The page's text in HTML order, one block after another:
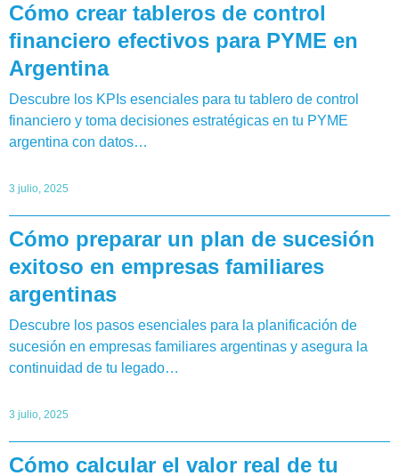
Cómo crear tableros de control
financiero efectivos para PYME en
Argentina
Descubre los KPIs esenciales para tu tablero de control
financiero y toma decisiones estratégicas en tu PYME
argentina con datos…
3 julio, 2025
Cómo preparar un plan de sucesión
exitoso en empresas familiares
argentinas
Descubre los pasos esenciales para la planificación de
sucesión en empresas familiares argentinas y asegura la
continuidad de tu legado…
3 julio, 2025
Cómo calcular el valor real de tu